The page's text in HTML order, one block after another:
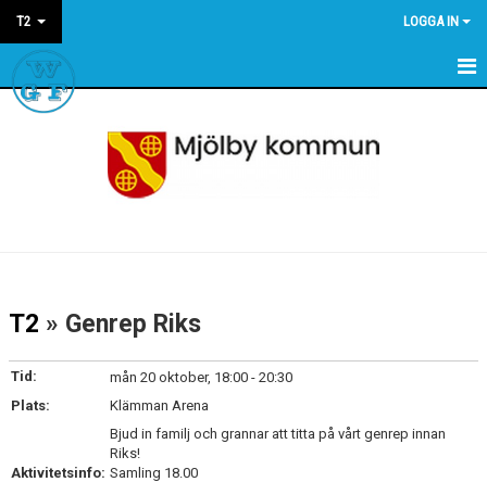
T2 LOGGA IN
HEM
T2 » Genrep Riks
Tid:
mån 20 oktober, 18:00 - 20:30
Plats:
Klämman Arena
Aktivitetsinfo:
Bjud in familj och grannar att titta på vårt genrep innan
Riks!
Samling 18.00